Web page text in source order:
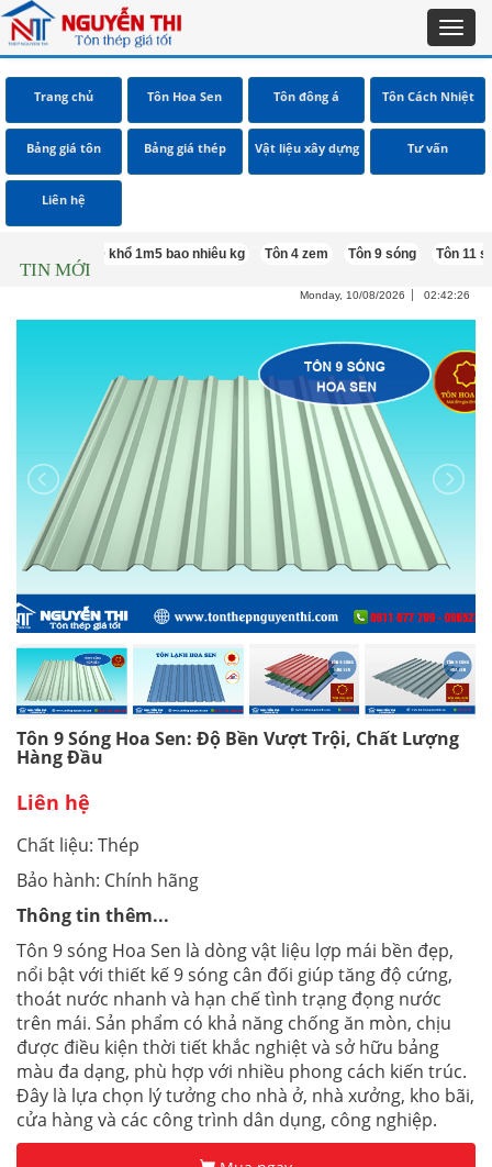
Trang chủ Tôn Hoa Sen Tôn đông á Tôn Cách Nhiệt
Bảng giá tôn Bảng giá thép Vật liệu xây dựng Tư vấn
Liên hệ
TIN MỚI
Lưới b40 khổ 1m5 bao nhiêu kg Tôn 4 zem Tôn 9 sóng Tôn 11 sóng
Monday, 10/08/2026 02:42:27
Tôn 9 Sóng Hoa Sen: Độ Bền Vượt Trội, Chất Lượng
Hàng Đầu
Liên hệ
Chất liệu: Thép
Bảo hành: Chính hãng
Thông tin thêm...
Tôn 9 sóng Hoa Sen là dòng vật liệu lợp mái bền đẹp,
nổi bật với thiết kế 9 sóng cân đối giúp tăng độ cứng,
thoát nước nhanh và hạn chế tình trạng đọng nước
trên mái. Sản phẩm có khả năng chống ăn mòn, chịu
được điều kiện thời tiết khắc nghiệt và sở hữu bảng
màu đa dạng, phù hợp với nhiều phong cách kiến trúc.
Đây là lựa chọn lý tưởng cho nhà ở, nhà xưởng, kho bãi,
cửa hàng và các công trình dân dụng, công nghiệp.